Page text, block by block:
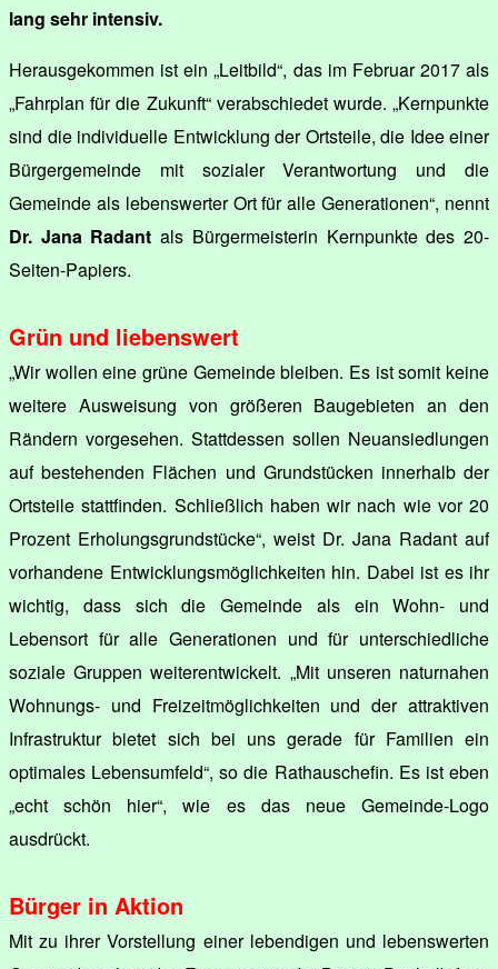
lang sehr intensiv.
Herausgekommen ist ein „Leitbild“, das im Februar 2017 als
„Fahrplan für die Zukunft“ verabschiedet wurde. „Kernpunkte
sind die individuelle Entwicklung der Ortsteile, die Idee einer
Bürgergemeinde mit sozialer Verantwortung und die
Gemeinde als lebenswerter Ort für alle Generationen“, nennt
Dr. Jana Radant als Bürgermeisterin Kernpunkte des 20-
Seiten-Papiers.
Grün und liebenswert
„Wir wollen eine grüne Gemeinde bleiben. Es ist somit keine
weitere Ausweisung von größeren Baugebieten an den
Rändern vorgesehen. Stattdessen sollen Neuansiedlungen
auf bestehenden Flächen und Grundstücken innerhalb der
Ortsteile stattfinden. Schließlich haben wir nach wie vor 20
Prozent Erholungsgrundstücke“, weist Dr. Jana Radant auf
vorhandene Entwicklungsmöglichkeiten hin. Dabei ist es ihr
wichtig, dass sich die Gemeinde als ein Wohn- und
Lebensort für alle Generationen und für unterschiedliche
soziale Gruppen weiterentwickelt. „Mit unseren naturnahen
Wohnungs- und Freizeitmöglichkeiten und der attraktiven
Infrastruktur bietet sich bei uns gerade für Familien ein
optimales Lebensumfeld“, so die Rathauschefin. Es ist eben
„echt schön hier“, wie es das neue Gemeinde-Logo
ausdrückt.
Bürger in Aktion
Mit zu ihrer Vorstellung einer lebendigen und lebenswerten